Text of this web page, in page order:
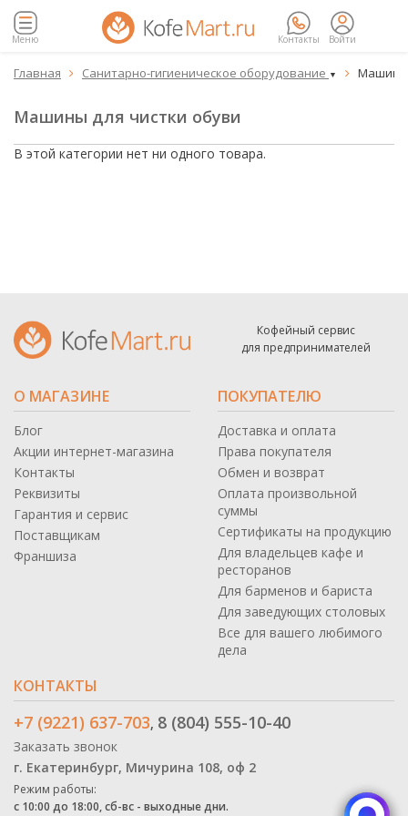
Меню Контакты Войти
Главная  Санитарно-гигиеническое оборудование ▼  Машины
Машины для чистки обуви
В этой категории нет ни одного товара.
Кофейный сервис
для предпринимателей
О МАГАЗИНЕ
Блог
Акции интернет-магазина
Контакты
Реквизиты
Гарантия и сервис
Поставщикам
Франшиза
ПОКУПАТЕЛЮ
Доставка и оплата
Права покупателя
Обмен и возврат
Оплата произвольной
суммы
Сертификаты на продукцию
Для владельцев кафе и
ресторанов
Для барменов и бариста
Для заведующих столовых
Все для вашего любимого
дела
КОНТАКТЫ
+7 (9221) 637-703, 8 (804) 555-10-40
Заказать звонок
г. Екатеринбург, Мичурина 108, оф 2
Режим работы:
с 10:00 до 18:00, сб-вс - выходные дни.